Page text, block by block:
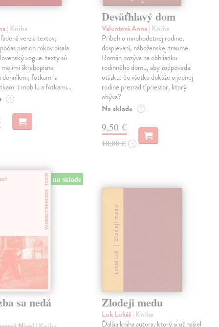
| Kniha
verzia textov,
piatich rokov písala
vogue. texty sú
škrabopisne
denníkmi, fotkami z
z mobilu a fotkami…
?
Deväťhlavý dom
Valentová Anna| Kniha
Príbeh o mnohodetnej rodine,
dospievaní, náboženskej traume.
Román pozýva na obhliadku
rodinného domu, aby zodpovedal
otázku: čo všetko dokáže o jednej
rodine prezradiť priestor, ktorý
obýva?
Na sklade ?
9,50 €
10,00 € ?
na sklade
sa nedá Zlodeji medu
Luk Lukáš| Kniha
Ďalšia kniha autora, ktorý si už našiel